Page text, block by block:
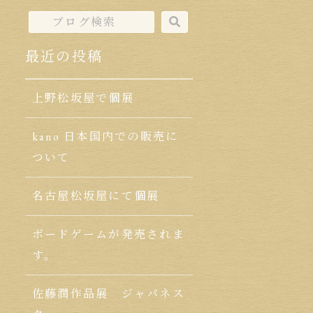
最近の投稿
上野松坂屋で個展
kano 日本国内での販売に
ついて
名古屋松坂屋にて個展
ボードゲームが発売されま
す。
佐藤潤作品展 ジャパネス